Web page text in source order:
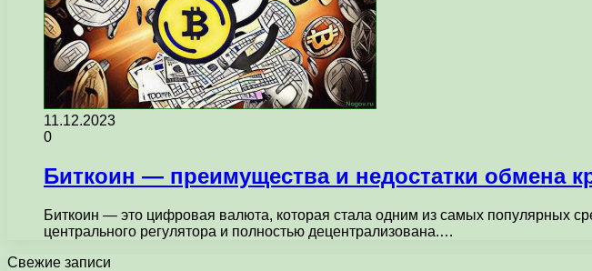
11.12.2023
0
Биткоин — преимущества и недостатки обмена
Биткоин — это цифровая валюта, которая стала одним из самых популярных
центрального регулятора и полностью децентрализована.…
Свежие записи